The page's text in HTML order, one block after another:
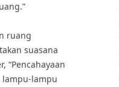
ruang
suasana
“Pencahayaan
lampu